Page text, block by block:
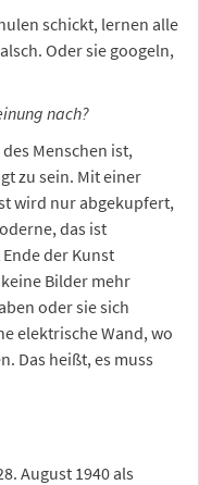
schickt, lernen alle
Oder sie googeln,
nach?
Menschen ist,
zu sein. Mit einer
wird nur abgekupfert,
das ist
der Kunst
Bilder mehr
oder sie sich
elektrische Wand, wo
Das heißt, es muss
August 1940 als